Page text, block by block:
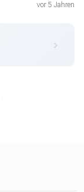
vor 5 Jahren